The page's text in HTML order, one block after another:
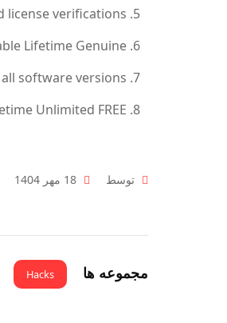
license verifications
Lifetime Genuine
software versions
Unlimited FREE
توسط 18 مهر 1404
مجموعه ها Hacks